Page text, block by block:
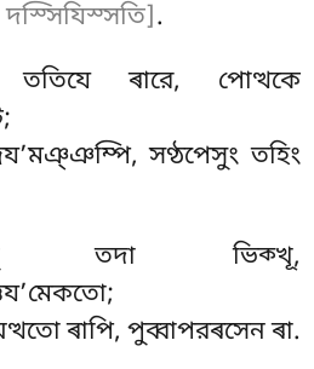
.
ততিযে ৰারে, পোত্থকে
সণ্ঠপেসুং তহিং
তদা ভিক্খূ,
ৰাপি, পুব্বাপরৰসেন ৰা.